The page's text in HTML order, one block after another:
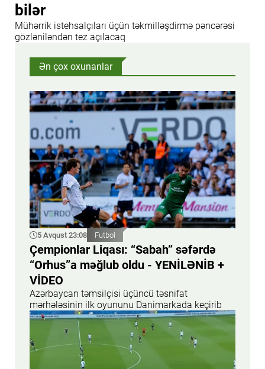
bilər
Mühərrik istehsalçıları üçün təkmilləşdirmə pəncərəsi
gözləniləndən tez açılacaq
Ən çox oxunanlar
5 Avqust 23:08 Futbol
Çempionlar Liqası: “Sabah” səfərdə
“Orhus”a məğlub oldu - YENİLƏNİB +
VİDEO
Azərbaycan təmsilçisi üçüncü təsnifat
mərhələsinin ilk oyununu Danimarkada keçirib